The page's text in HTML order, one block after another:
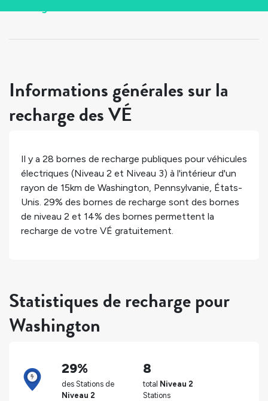
Informations générales sur la
recharge des VÉ
Il y a 28 bornes de recharge publiques pour véhicules
électriques (Niveau 2 et Niveau 3) à l'intérieur d'un
rayon de 15km de Washington, Pennsylvanie, États-
Unis. 29% des bornes de recharge sont des bornes
de niveau 2 et 14% des bornes permettent la
recharge de votre VÉ gratuitement.
Statistiques de recharge pour
Washington
29%
des Stations de
Niveau 2
8
total Niveau 2
Stations